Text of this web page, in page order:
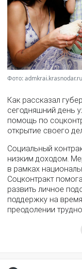
Фото: admkrai.krasnodar.ru
Как рассказал
сегодняшний день
помощь по
открытие своего
Социальный
низким доходом.
в рамках
Соцконтракт
развить личное
поддержку на
преодолении